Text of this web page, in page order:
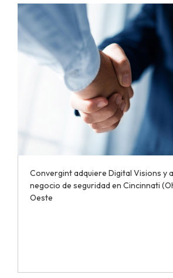
Convergint adquiere Digital Visions y
negocio de seguridad en Cincinnati
Oeste